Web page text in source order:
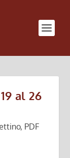
al 26
, PDF